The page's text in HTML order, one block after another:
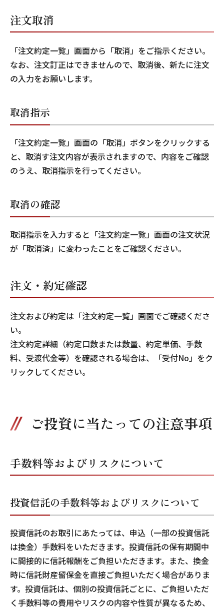
注文取消
「注文約定一覧」画面から「取消」をご指示ください。
なお、注文訂正はできませんので、取消後、新たに注文
の入力をお願いします。
取消指示
「注文約定一覧」画面の「取消」ボタンをクリックする
と、取消す注文内容が表示されますので、内容をご確認
のうえ、取消指示を行ってください。
取消の確認
取消指示を入力すると「注文約定一覧」画面の注文状況
が「取消済」に変わったことをご確認ください。
注文・約定確認
注文および約定は「注文約定一覧」画面でご確認くださ
い。
注文約定詳細（約定口数または数量、約定単価、手数
料、受渡代金等）を確認される場合は、「受付No」をク
リックしてください。
ご投資に当たっての注意事項
手数料等およびリスクについて
投資信託の手数料等およびリスクについて
投資信託のお取引にあたっては、申込（一部の投資信託
は換金）手数料をいただきます。投資信託の保有期間中
に間接的に信託報酬をご負担いただきます。また、換金
時に信託財産留保金を直接ご負担いただく場合がありま
す。投資信託は、個別の投資信託ごとに、ご負担いただ
く手数料等の費用やリスクの内容や性質が異なるため、